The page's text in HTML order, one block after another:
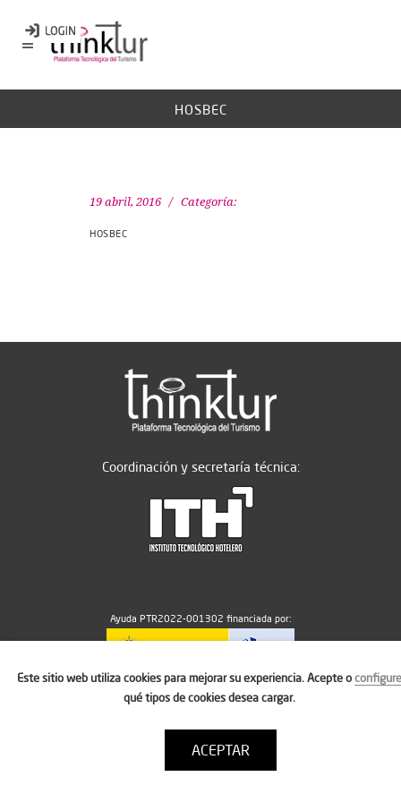
HOSBEC
19 abril, 2016 Categoría:
HOSBEC
Coordinación y secretaría técnica:
Ayuda PTR2022-001302 financiada por:
MICIU/AEI/10.13039/501100011033
Política de cookies
Condiciones de uso
Este sitio web utiliza cookies para mejorar su experiencia. Acepte oconfigure
qué tipos de cookies desea cargar.
ACEPTAR